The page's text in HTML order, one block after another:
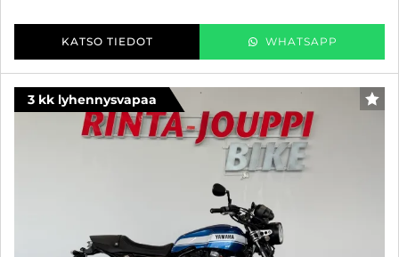
KATSO TIEDOT WHATSAPP
3 kk lyhennysvapaa